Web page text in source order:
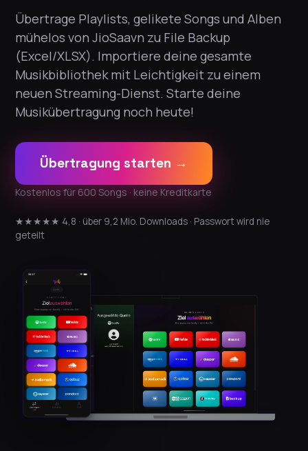
Übertrage Playlists, gelikete Songs und Alben
mühelos von JioSaavn zu File Backup
(Excel/XLSX). Importiere deine gesamte
Musikbibliothek mit Leichtigkeit zu einem
neuen Streaming-Dienst. Starte deine
Musikübertragung noch heute!
Übertragung starten →
Kostenlos für 600 Songs · keine Kreditkarte
★★★★★ 4,8 · über 9,2 Mio. Downloads · Passwort wird nie
geteilt